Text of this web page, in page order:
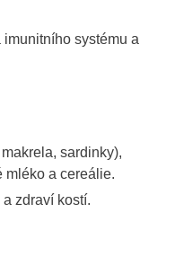
systému a
sardinky),
mléko a cereálie.
zdraví kostí.